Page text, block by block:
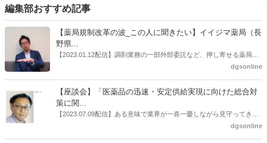
編集部おすすめ記事
【薬局規制改革の波_この人に聞きたい】イイジマ薬局（長
野県...
【2023.01.12配信】調剤業務の一部外部委託など、押し寄せる薬局業
界への規制改革の波。この規制改革の波を薬局業界はどう受け止めた
はないだろうか。本紙ではこうした問題について、厚労省「薬局薬剤
師の業務及び薬局の機能に関するワーキンググループ」に参考人とし
ても出席していたイイジマ薬局（長野県上田市）開設者である飯島裕
dgsonline
【座談会】「医薬品の迅速・安定供給実現に向けた総合対
策に関...
【2023.07.09配信】ある意味で業界が一喜一憂しながら見守ってきた
厚労省「医薬品の迅速・安定供給実現に向けた総合対策に関する有識
dgsonline